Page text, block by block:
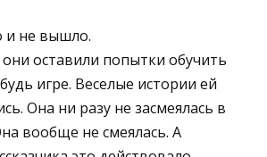
и не вышло.
оставили попытки обучить
игре. Веселые истории ей
Она ни разу не засмеялась в
вообще не смеялась. А